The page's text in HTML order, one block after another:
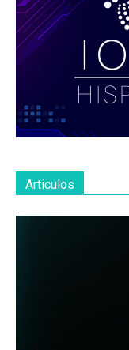
Articulos